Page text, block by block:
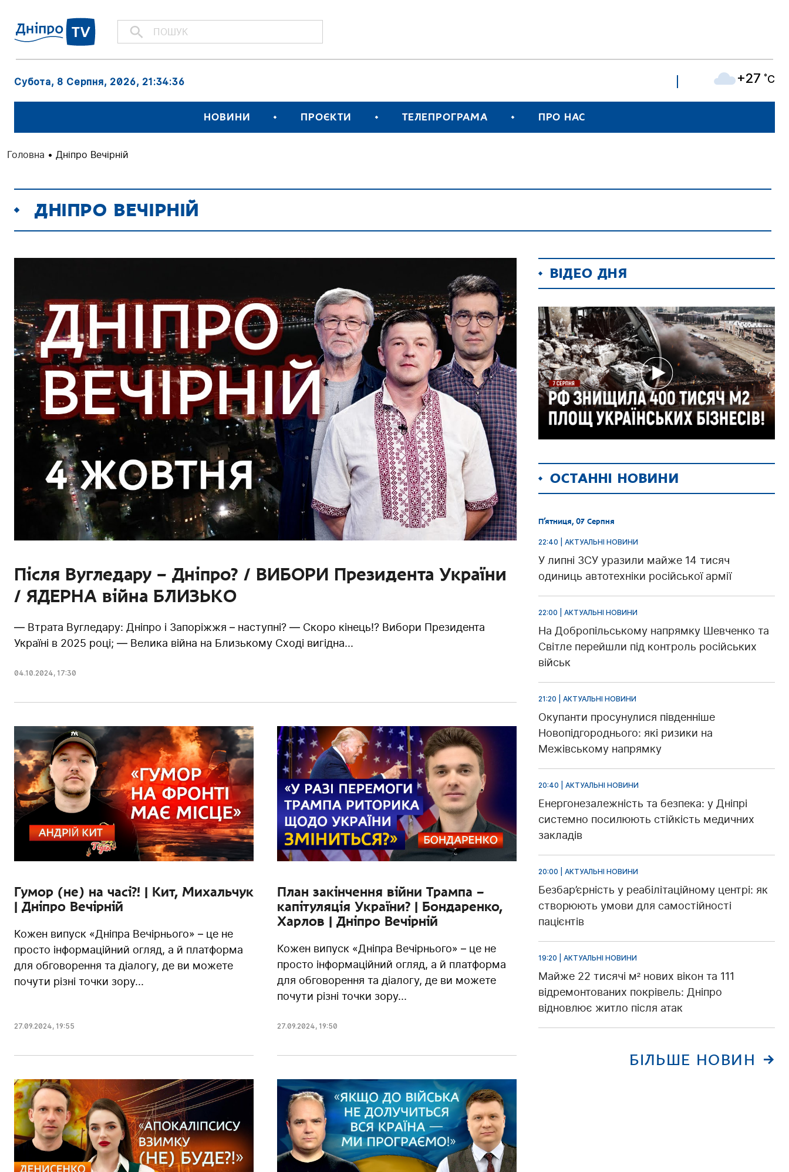
Субота, 8 Серпня, 2026, 21:34:37 +27 ˚C
НОВИНИ ПРОЄКТИ ТЕЛЕПРОГРАМА ПРО НАС
Головна • Дніпро Вечірній
ДНІПРО ВЕЧІРНІЙ
Після Вугледару – Дніпро? / ВИБОРИ Президента України
/ ЯДЕРНА війна БЛИЗЬКО
— Втрата Вугледару: Дніпро і Запоріжжя – наступні? — Скоро кінець!? Вибори Президента
Україні в 2025 році; — Велика війна на Близькому Сході вигідна...
04.10.2024, 17:30
Гумор (не) на часі?! | Кит, Михальчук
| Дніпро Вечірній
Кожен випуск «Дніпра Вечірнього» – це не
просто інформаційний огляд, а й платформа
для обговорення та діалогу, де ви можете
почути різні точки зору...
27.09.2024, 19:55
План закінчення війни Трампа –
капітуляція України? | Бондаренко,
Харлов | Дніпро Вечірній
Кожен випуск «Дніпра Вечірнього» – це не
просто інформаційний огляд, а й платформа
для обговорення та діалогу, де ви можете
почути різні точки зору...
27.09.2024, 19:50
ВІДЕО ДНЯ
ОСТАННІ НОВИНИ
П’ятниця, 07 Серпня
22:40 | АКТУАЛЬНІ НОВИНИ
У липні ЗСУ уразили майже 14 тисяч
одиниць автотехніки російської армії
22:00 | АКТУАЛЬНІ НОВИНИ
На Добропільському напрямку Шевченко та
Світле перейшли під контроль російських
військ
21:20 | АКТУАЛЬНІ НОВИНИ
Окупанти просунулися південніше
Новопідгороднього: які ризики на
Межівському напрямку
20:40 | АКТУАЛЬНІ НОВИНИ
Енергонезалежність та безпека: у Дніпрі
системно посилюють стійкість медичних
закладів
20:00 | АКТУАЛЬНІ НОВИНИ
Безбар’єрність у реабілітаційному центрі: як
створюють умови для самостійності
пацієнтів
19:20 | АКТУАЛЬНІ НОВИНИ
Майже 22 тисячі м² нових вікон та 111
відремонтованих покрівель: Дніпро
відновлює житло після атак
БІЛЬШЕ НОВИН